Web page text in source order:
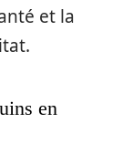
et la
en